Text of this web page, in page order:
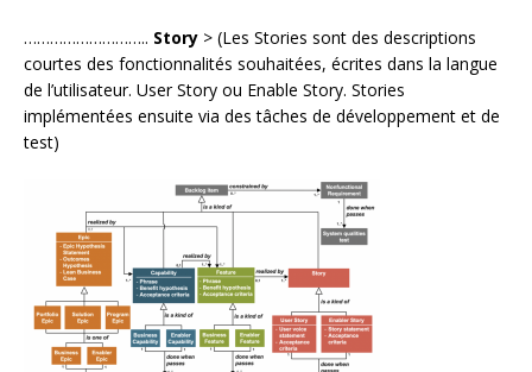
……………………….. Story > (Les Stories sont des descriptions
courtes des fonctionnalités souhaitées, écrites dans la langue
de l’utilisateur. User Story ou Enable Story. Stories
implémentées ensuite via des tâches de développement et de
test)